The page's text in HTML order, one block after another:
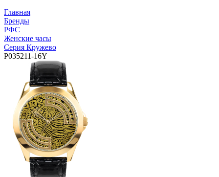
Главная
Бренды
РФС
Женские часы
Серия Кружево
P035211-16Y